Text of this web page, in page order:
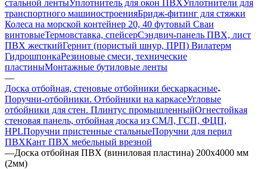
стальной лентыУплотнитель для окон ПВХУплотнители для
транспортного машиностроенияБридж-фитинг для стяжки
Колеса на морской контейнер 20, 40 футовый Сваи
винтовыеТермовставка, спейсерСэндвич-панель ПВХ, лист
ПВХ жесткийГернит (пористый шнур, ПРП) Вилатерм
ГидрошпонкаРезиновые смеси, технические
пластиныМонтажные бутиловые ленты
—
Доска отбойная, стеновые отбойники бескаркасные
Поручни-отбойники. Отбойники на каркасеУгловые
отбойники для стен. Плинтус промышленныйОгнестойкая
стеновая панель, отбойная доска из СМЛ, ГСП, ФЦП,
HPLПоручни пристенные стальныеПоручни для перил
ПВХКант ПВХ мебельный врезной
—Доска отбойная ПВХ (виниловая пластина) 200х4000 мм
(2мм)